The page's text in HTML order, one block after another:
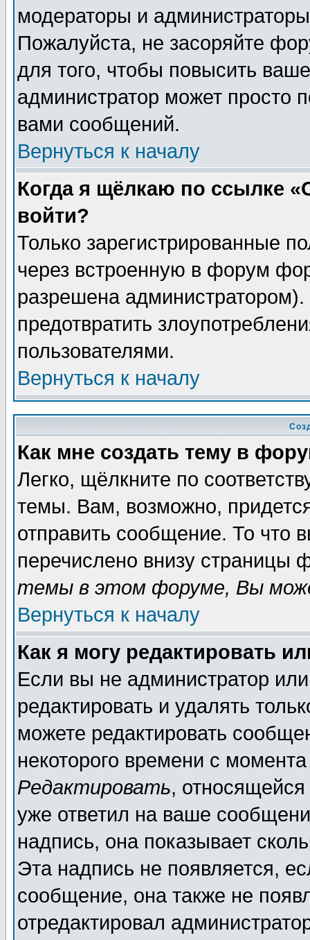
модераторы и
Пожалуйста, не засоряйте
для того, чтобы повысить
администратор может просто
вами сообщений.
Вернуться к началу
Когда я щёлкаю по ссылке
войти?
Только зарегистрированные
через встроенную в форум
разрешена
предотвратить
пользователями.
Вернуться к началу
Как мне создать тему в
Легко, щёлкните по
темы. Вам, возможно,
отправить сообщение. То что
перечислено внизу страницы
темы в этом форуме, Вы
Вернуться к началу
Как я могу редактировать
Если вы не администратор
редактировать и удалять
можете редактировать
некоторого времени с
Редактировать,
уже ответил на ваше
надпись, она показывает
Эта надпись не появляется,
сообщение, она также не
отредактировал